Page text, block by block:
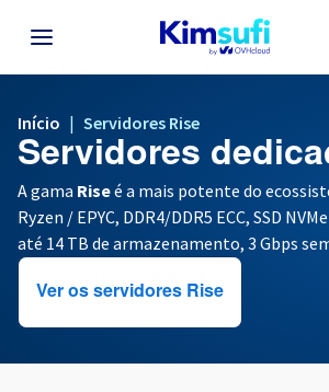
A sua escolha de país e/ou região pode
moeda, preço e disponibilidade de
França
Início | Servidores Rise
Servidores
A gama Riseé a mais potente do
Ryzen / EPYC, DDR4/DDR5 ECC, SSD
até 14 TB de armazenamento, 3 Gbps
Ver os servidores Rise